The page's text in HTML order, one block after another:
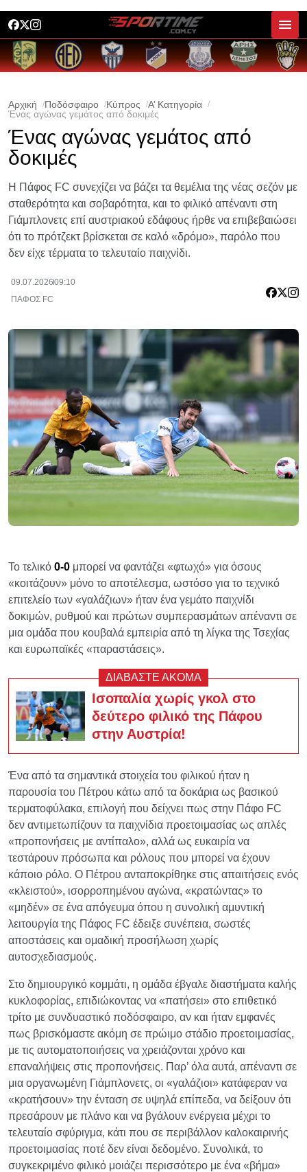
Αρχική Ποδόσφαιρο Κύπρος
Α’ Κατηγορία
Ένας αγώνας γεμάτος από δοκιμές
Ένας αγώνας γεμάτος από
δοκιμές
Η Πάφος FC συνεχίζει να βάζει τα θεμέλια της νέας σεζόν με
σταθερότητα και σοβαρότητα, και το φιλικό απέναντι στη
Γιάμπλονετς επί αυστριακού εδάφους ήρθε να επιβεβαιώσει
ότι το πρότζεκτ βρίσκεται σε καλό «δρόμο», παρόλο που
δεν είχε τέρματα το τελευταίο παιχνίδι.
09.07.202609:10
ΠΑΦΟΣ FC
Το τελικό 0-0 μπορεί να φαντάζει «φτωχό» για όσους
«κοιτάζουν» μόνο το αποτέλεσμα, ωστόσο για το τεχνικό
επιτελείο των «γαλάζιων» ήταν ένα γεμάτο παιχνίδι
δοκιμών, ρυθμού και πρώτων συμπερασμάτων απέναντι σε
μια ομάδα που κουβαλά εμπειρία από τη λίγκα της Τσεχίας
και ευρωπαϊκές «παραστάσεις».
ΔΙΑΒΑΣΤΕ ΑΚΟΜΑ
Ισοπαλία χωρίς γκολ στο
δεύτερο φιλικό της Πάφου
στην Αυστρία!
Ένα από τα σημαντικά στοιχεία του φιλικού ήταν η
παρουσία του Πέτρου κάτω από τα δοκάρια ως βασικού
τερματοφύλακα, επιλογή που δείχνει πως στην Πάφο FC
δεν αντιμετωπίζουν τα παιχνίδια προετοιμασίας ως απλές
«προπονήσεις με αντίπαλο», αλλά ως ευκαιρία να
τεστάρουν πρόσωπα και ρόλους που μπορεί να έχουν
κάποιο ρόλο. Ο Πέτρου ανταποκρίθηκε στις απαιτήσεις ενός
«κλειστού», ισορροπημένου αγώνα, «κρατώντας» το
«μηδέν» σε ένα απόγευμα όπου η συνολική αμυντική
λειτουργία της Πάφος FC έδειξε συνέπεια, σωστές
αποστάσεις και ομαδική προσήλωση χωρίς
αυτοσχεδιασμούς.
Στο δημιουργικό κομμάτι, η ομάδα έβγαλε διαστήματα καλής
κυκλοφορίας, επιδιώκοντας να «πατήσει» στο επιθετικό
τρίτο με συνδυαστικό ποδόσφαιρο, αν και ήταν εμφανές
πως βρισκόμαστε ακόμη σε πρώιμο στάδιο προετοιμασίας,
με τις αυτοματοποιήσεις να χρειάζονται χρόνο και
επαναλήψεις στις προπονήσεις. Παρ’ όλα αυτά, απέναντι σε
μια οργανωμένη Γιάμπλονετς, οι «γαλάζιοι» κατάφεραν να
«κρατήσουν» την ένταση σε υψηλά επίπεδα, να δείξουν ότι
πρεσάρουν με πλάνο και να βγάλουν ενέργεια μέχρι το
τελευταίο σφύριγμα, κάτι που σε περιβάλλον καλοκαιρινής
προετοιμασίας ποτέ δεν είναι δεδομένο. Συνολικά, το
συγκεκριμένο φιλικό μοιάζει περισσότερο με ένα «βήμα»